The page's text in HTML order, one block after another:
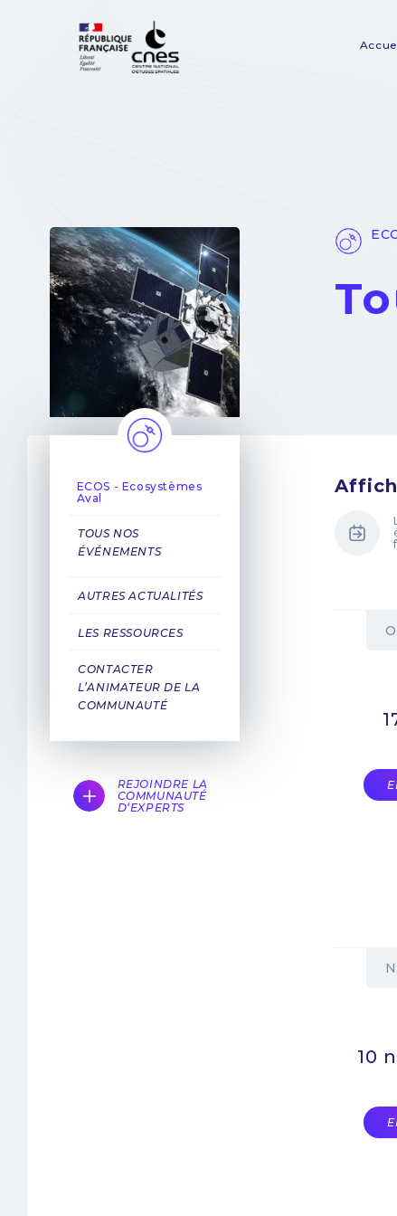
ECOS - Ecosystèmes
Aval
TOUS NOS
ÉVÉNEMENTS
AUTRES ACTUALITÉS
LES RESSOURCES
CONTACTER
L’ANIMATEUR DE LA
COMMUNAUTÉ
REJOINDRE LA
COMMUNAUTÉ
D‘EXPERTS
10